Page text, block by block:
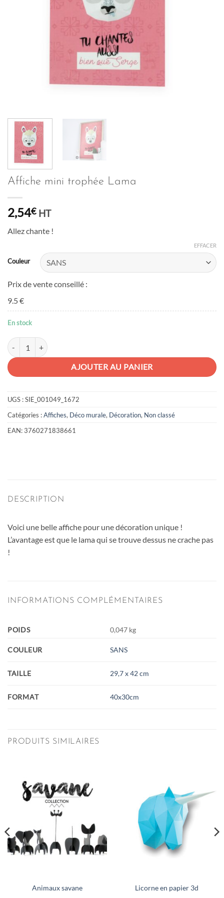
Affiche mini trophée Lama
2,54€ HT
Allez chante !
Couleur
EFFACER
Prix de vente conseillé :
9.5 €
En stock
quantité de Affiche mini trophée Lama
AJOUTER AU PANIER
UGS :SIE_001049_1672
Catégories :Affiches, Déco murale, Décoration, Non classé
EAN:3760271838661
DESCRIPTION
Voici une belle affiche pour une décoration unique !
L’avantage est que le lama qui se trouve dessus ne crache pas
!
INFORMATIONS COMPLÉMENTAIRES
POIDS 0,047 kg
COULEUR SANS
TAILLE 29,7 x 42 cm
FORMAT 40x30cm
PRODUITS SIMILAIRES
Animaux savane Licorne en papier 3d